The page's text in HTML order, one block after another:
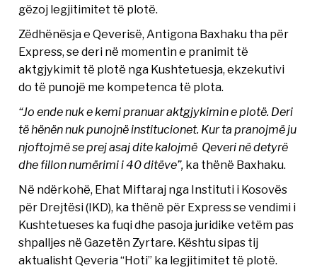
gëzoj legjitimitet të plotë.
Zëdhënësja e Qeverisë, Antigona Baxhaku tha për
Express, se deri në momentin e pranimit të
aktgjykimit të plotë nga Kushtetuesja, ekzekutivi
do të punojë me kompetenca të plota.
“Jo ende nuk e kemi pranuar aktgjykimin e plotë. Deri
të hënën nuk punojnë institucionet. Kur ta pranojmë ju
njoftojmë se prej asaj dite kalojmë Qeveri në detyrë
dhe fillon numërimi i 40 ditëve”, ka thënë Baxhaku.
Në ndërkohë, Ehat Miftaraj nga Instituti i Kosovës
për Drejtësi (IKD), ka thënë për Express se vendimi i
Kushtetueses ka fuqi dhe pasoja juridike vetëm pas
shpalljes në Gazetën Zyrtare. Kështu sipas tij
aktualisht Qeveria “Hoti” ka legjitimitet të plotë.